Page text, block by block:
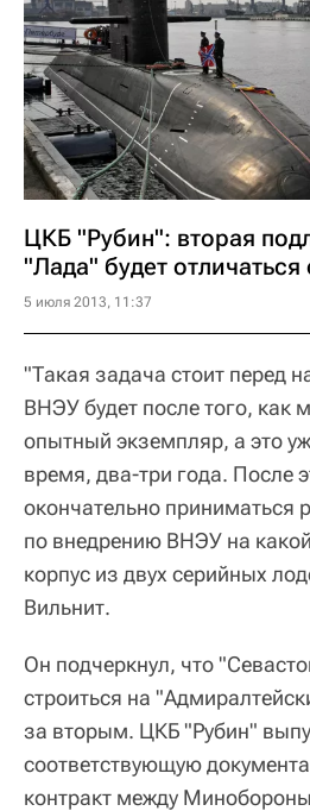
ЦКБ "Рубин": вторая
"Лада" будет отличаться
5 июля 2013, 11:37
"Такая задача стоит перед
ВНЭУ будет после того, как
опытный экземпляр, а это
время, два-три года. После
окончательно приниматься
по внедрению ВНЭУ на
корпус из двух серийных
Вильнит.
Он подчеркнул, что
строиться на
за вторым. ЦКБ "Рубин"
соответствующую
контракт между